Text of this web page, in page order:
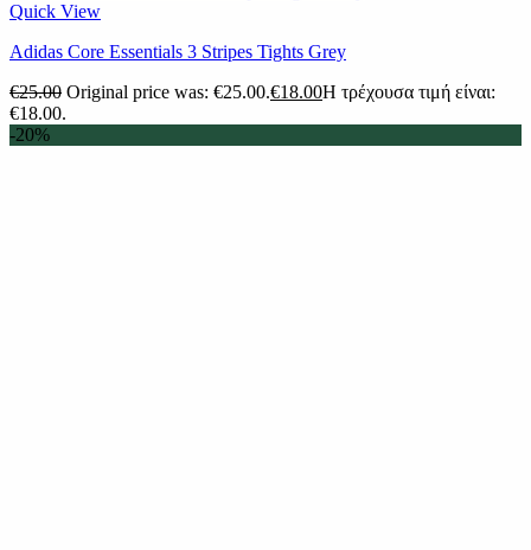
Quick View
Adidas Core Essentials 3 Stripes Tights Grey
€25.00 Original price was: €25.00.€18.00Η τρέχουσα τιμή είναι:
€18.00.
-20%